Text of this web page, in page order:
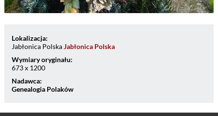
Lokalizacja:
Jabłonica PolskaJabłonica Polska
Wymiary oryginału:
673 x 1200
Nadawca:
Genealogia Polaków